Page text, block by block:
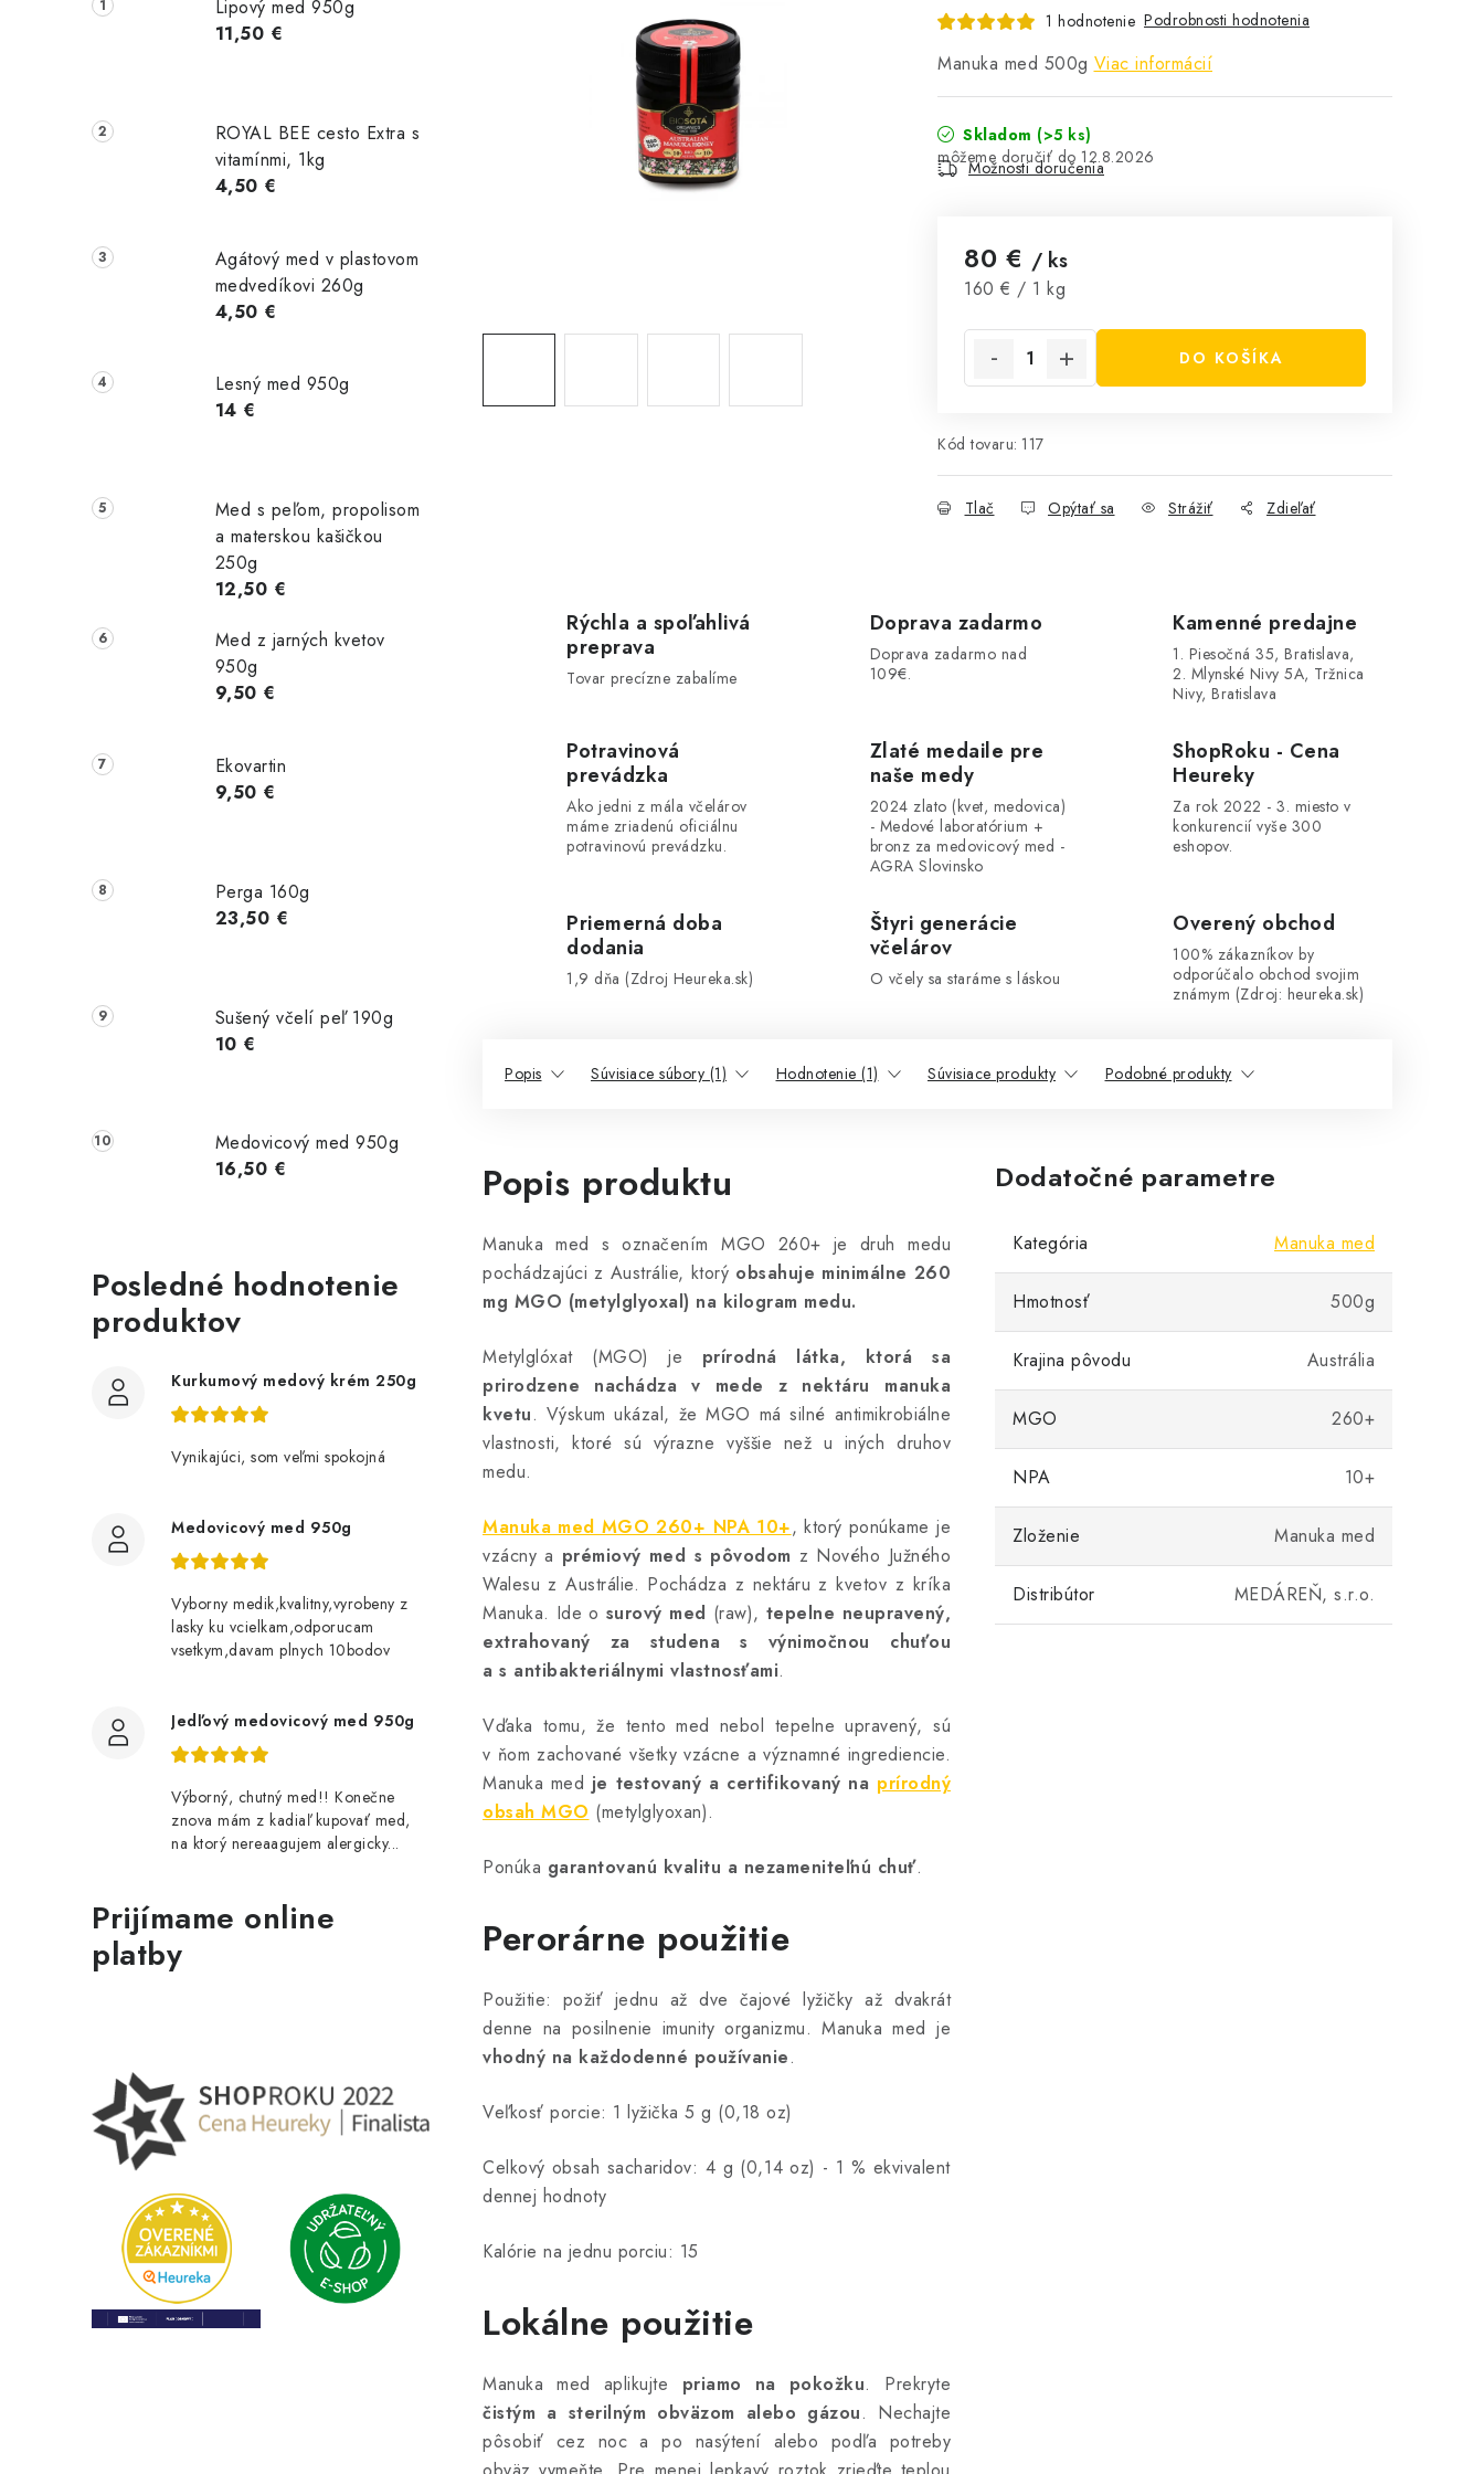
p
e
Lipový med 950g
11,50 €
ROYAL BEE cesto Extra s
vitamínmi, 1kg
4,50 €
Agátový med v plastovom
medvedíkovi 260g
4,50 €
Lesný med 950g
14 €
Med s peľom, propolisom
a materskou kašičkou
250g
12,50 €
Med z jarných kvetov
950g
9,50 €
Ekovartin
9,50 €
Perga 160g
23,50 €
Sušený včelí peľ 190g
10 €
Medovicový med 950g
16,50 €
Posledné hodnotenie
produktov
Kurkumový medový krém 250g
Vynikajúci, som veľmi spokojná
Medovicový med 950g
Vyborny medik,kvalitny,vyrobeny z
lasky ku vcielkam,odporucam
vsetkym,davam plnych 10bodov
Jedľový medovicový med 950g
Výborný, chutný med!! Konečne
znova mám z kadiaľ kupovať med,
na ktorý nereaagujem alergicky...
Prijímame online
platby
1 hodnotenie Podrobnosti hodnotenia
Manuka med 500g Viac informácií
Skladom (>5 ks)
12.8.2026
Možnosti doručenia
80 € / ks
Jednotková cena:
160 € / 1 kg
DO KOŠÍKA
Kód tovaru: 117
Tlač Opýtať sa Strážiť Zdieľať
Rýchla a spoľahlivá
preprava
Tovar precízne zabalíme
Doprava zadarmo
Doprava zadarmo nad
109€.
Kamenné predajne
1. Piesočná 35, Bratislava,
2. Mlynské Nivy 5A, Tržnica
Nivy, Bratislava
Potravinová
prevádzka
Ako jedni z mála včelárov
máme zriadenú oficiálnu
potravinovú prevádzku.
Zlaté medaile pre
naše medy
2024 zlato (kvet, medovica)
- Medové laboratórium +
bronz za medovicový med -
AGRA Slovinsko
ShopRoku - Cena
Heureky
Za rok 2022 - 3. miesto v
konkurencií vyše 300
eshopov.
Priemerná doba
dodania
1,9 dňa (Zdroj Heureka.sk)
Štyri generácie
včelárov
O včely sa staráme s láskou
Overený obchod
100% zákazníkov by
odporúčalo obchod svojim
známym (Zdroj: heureka.sk)
Popis Súvisiace súbory (1) Hodnotenie (1) Súvisiace produkty Podobné produkty
Popis produktu
Manuka med s označením MGO 260+ je druh medu
pochádzajúci z Austrálie, ktorý obsahuje minimálne 260
mg MGO (metylglyoxal) na kilogram medu.
Metylglóxat (MGO) je prírodná látka, ktorá sa
prirodzene nachádza v mede z nektáru manuka
kvetu. Výskum ukázal, že MGO má silné antimikrobiálne
vlastnosti, ktoré sú výrazne vyššie než u iných druhov
medu.
Manuka med MGO 260+ NPA 10+, ktorý ponúkame je
vzácny a prémiový med s pôvodom z Nového Južného
Walesu z Austrálie. Pochádza z nektáru z kvetov z kríka
Manuka. Ide o surový med (raw), tepelne neupravený,
extrahovaný za studena s výnimočnou chuťou
a s antibakteriálnymi vlastnosťami.
Vďaka tomu, že tento med nebol tepelne upravený, sú
v ňom zachované všetky vzácne a významné ingrediencie.
Manuka med je testovaný a certifikovaný na prírodný
obsah MGO (metylglyoxan).
Ponúka garantovanú kvalitu a nezameniteľnú chuť.
Perorárne použitie
Použitie: požiť jednu až dve čajové lyžičky až dvakrát
denne na posilnenie imunity organizmu. Manuka med je
vhodný na každodenné používanie.
Veľkosť porcie: 1 lyžička 5 g (0,18 oz)
Celkový obsah sacharidov: 4 g (0,14 oz) - 1 % ekvivalent
dennej hodnoty
Kalórie na jednu porciu: 15
Lokálne použitie
Manuka med aplikujte priamo na pokožku. Prekryte
čistým a sterilným obväzom alebo gázou. Nechajte
pôsobiť cez noc a po nasýtení alebo podľa potreby
Dodatočné parametre
Kategória Manuka med
Hmotnosť 500g
Krajina pôvodu Austrália
MGO 260+
NPA 10+
Zloženie Manuka med
Distribútor MEDÁREŇ, s.r.o.